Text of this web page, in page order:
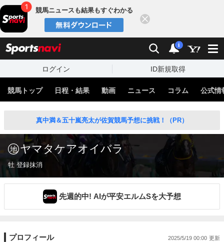
競馬ニュースも結果もすぐわかる
検索 通知
i
ログイン ID新規取得
競馬トップ 日程・結果 動画 ニュース コラム 公式情
真中満＆五十嵐亮太が佐賀競馬予想に挑戦！（PR）
ヤマタケアオイバラ
牡 登録抹消
先週的中! AIが平安エルムSを大予想
プロフィール 2025/5/19 00:00